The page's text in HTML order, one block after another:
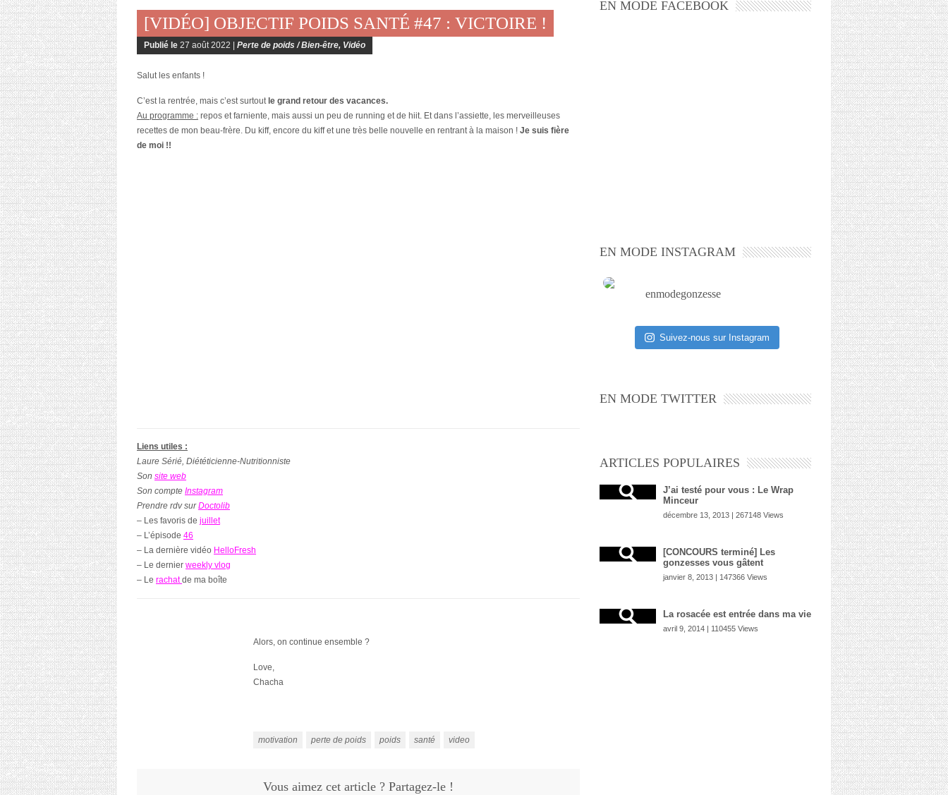
[VIDÉO] OBJECTIF POIDS SANTÉ #47 : VICTOIRE !
Publié le 27 août 2022 | Perte de poids / Bien-être, Vidéo
Salut les enfants !
C’est la rentrée, mais c’est surtout le grand retour des vacances.
Au programme : repos et farniente, mais aussi un peu de running et de hiit. Et dans l’assiette, les merveilleuses
recettes de mon beau-frère. Du kiff, encore du kiff et une très belle nouvelle en rentrant à la maison ! Je suis fière
de moi !!
Liens utiles :
Laure Sérié, Diététicienne-Nutritionniste
Son site web
Son compte Instagram
Prendre rdv surDoctolib
– Les favoris de juillet
– L’épisode 46
– La dernière vidéo HelloFresh
– Le dernier weekly vlog
– Le rachat de ma boîte
Alors, on continue ensemble ?
Love,
Chacha
motivation perte de poids poids santé video
Vous aimez cet article ? Partagez-le !
EN MODE FACEBOOK
EN MODE INSTAGRAM
enmodegonzesse
Suivez-nous sur Instagram
EN MODE TWITTER
ARTICLES POPULAIRES
J’ai testé pour vous : Le Wrap
Minceur
décembre 13, 2013 | 267148 Views
[CONCOURS terminé] Les
gonzesses vous gâtent
janvier 8, 2013 | 147366 Views
La rosacée est entrée dans ma vie
avril 9, 2014 | 110455 Views